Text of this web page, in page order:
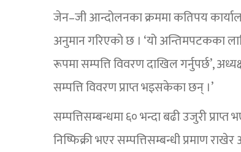
जेन–जी आन्दोलनका क्रममा कतिपय
अनुमान गरिएको छ । ‘यो अन्तिमपटकका
रूपमा सम्पत्ति विवरण दाखिल गर्नुपर्छ’,
सम्पत्ति विवरण प्राप्त भइसकेका छन् ।’
सम्पत्तिसम्बन्धमा ६० भन्दा बढी उजुरी
निष्फिक्री भएर सम्पत्तिसम्बन्धी प्रमाण